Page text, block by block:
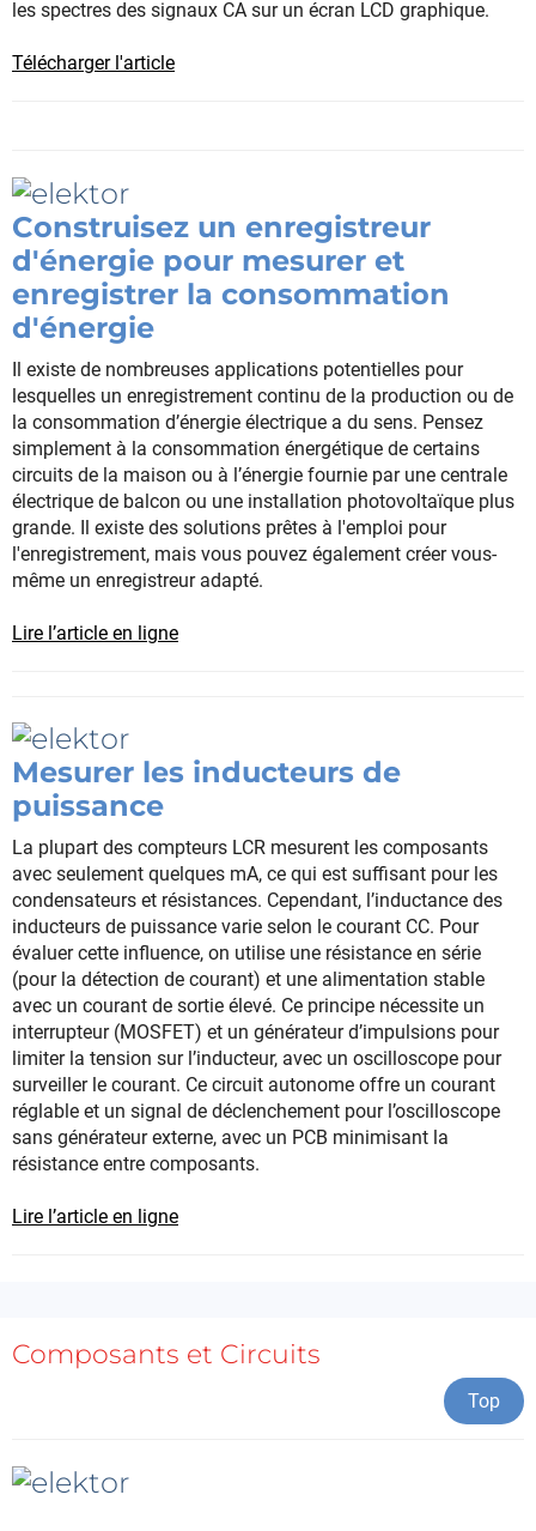
les spectres des signaux CA sur un écran LCD graphique.
Télécharger l'article
Construisez un enregistreur
d'énergie pour mesurer et
enregistrer la consommation
d'énergie
Il existe de nombreuses applications potentielles pour
lesquelles un enregistrement continu de la production ou de
la consommation d’énergie électrique a du sens. Pensez
simplement à la consommation énergétique de certains
circuits de la maison ou à l’énergie fournie par une centrale
électrique de balcon ou une installation photovoltaïque plus
grande. Il existe des solutions prêtes à l'emploi pour
l'enregistrement, mais vous pouvez également créer vous-
même un enregistreur adapté.
Lire l’article en ligne
Mesurer les inducteurs de
puissance
La plupart des compteurs LCR mesurent les composants
avec seulement quelques mA, ce qui est suffisant pour les
condensateurs et résistances. Cependant, l’inductance des
inducteurs de puissance varie selon le courant CC. Pour
évaluer cette influence, on utilise une résistance en série
(pour la détection de courant) et une alimentation stable
avec un courant de sortie élevé. Ce principe nécessite un
interrupteur (MOSFET) et un générateur d’impulsions pour
limiter la tension sur l’inducteur, avec un oscilloscope pour
surveiller le courant. Ce circuit autonome offre un courant
réglable et un signal de déclenchement pour l’oscilloscope
sans générateur externe, avec un PCB minimisant la
résistance entre composants.
Lire l’article en ligne
Composants et Circuits
Top